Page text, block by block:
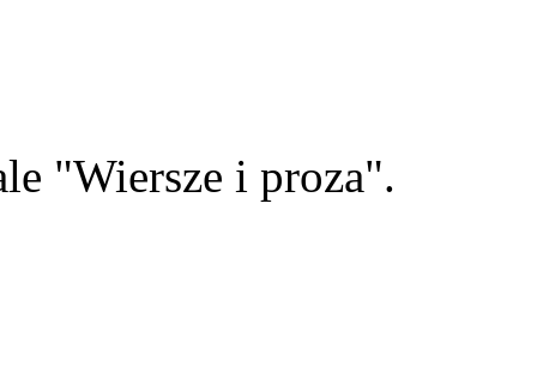
"Wiersze i proza".